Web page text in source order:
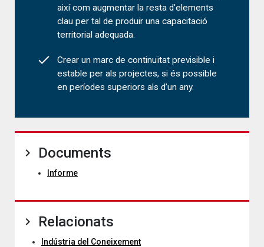
així com augmentar la resta d’elements
clau per tal de produir una capacitació
territorial adequada.
Crear un marc de continuïtat previsible i
estable per als projectes, si és possible
en períodes superiors als d’un any.
Documents
Informe
Relacionats
Indústria del Coneixement